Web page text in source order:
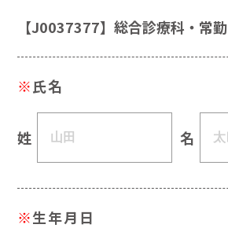
【J0037377】総合診療科・常勤
※氏名
姓 名
※生年月日